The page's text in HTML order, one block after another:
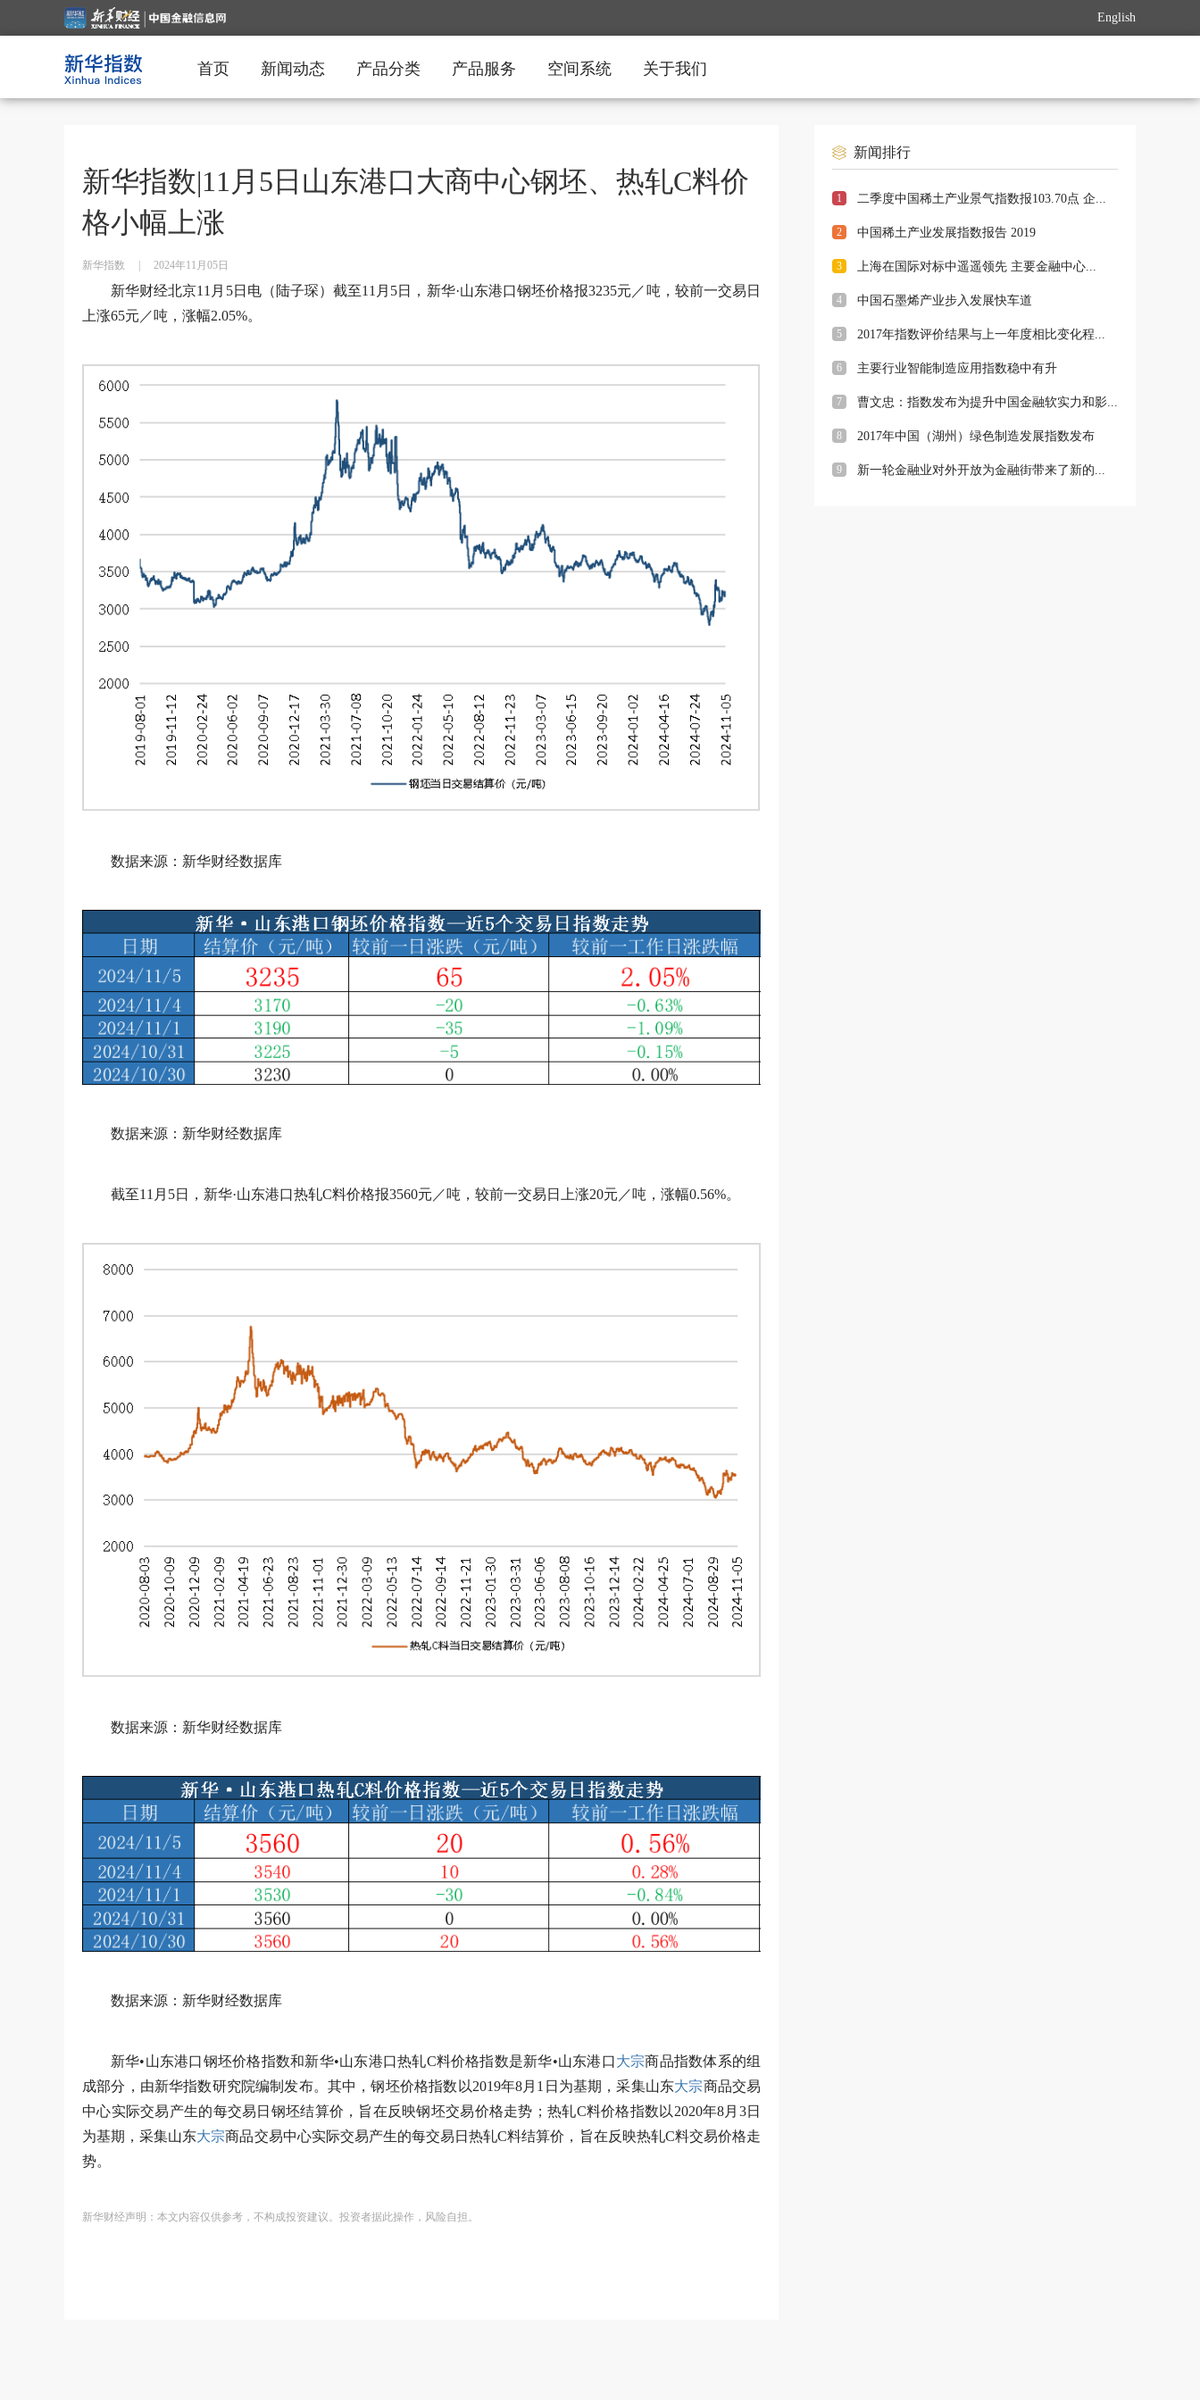
English
首页 新闻动态 产品分类 产品服务 空间系统 关于我们
新华指数|11月5日山东港口大商中心钢坯、热轧C料价
格小幅上涨
新华指数 2024年11月05日
新华财经北京11月5日电（陆子琛）截至11月5日，新华·山东港口钢坯价格报3235元／吨，较前一交易日
上涨65元／吨，涨幅2.05%。
数据来源：新华财经数据库
数据来源：新华财经数据库
截至11月5日，新华·山东港口热轧C料价格报3560元／吨，较前一交易日上涨20元／吨，涨幅0.56%。
数据来源：新华财经数据库
数据来源：新华财经数据库
新华•山东港口钢坯价格指数和新华•山东港口热轧C料价格指数是新华•山东港口大宗商品指数体系的组
成部分，由新华指数研究院编制发布。其中，钢坯价格指数以2019年8月1日为基期，采集山东大宗商品交易
中心实际交易产生的每交易日钢坯结算价，旨在反映钢坯交易价格走势；热轧C料价格指数以2020年8月3日
为基期，采集山东大宗商品交易中心实际交易产生的每交易日热轧C料结算价，旨在反映热轧C料交易价格走
势。
新华财经声明：本文内容仅供参考，不构成投资建议。投资者据此操作，风险自担。
新闻排行
1 二季度中国稀土产业景气指数报103.70点 企...
2 中国稀土产业发展指数报告 2019
3 上海在国际对标中遥遥领先 主要金融中心...
4 中国石墨烯产业步入发展快车道
5 2017年指数评价结果与上一年度相比变化程...
6 主要行业智能制造应用指数稳中有升
7 曹文忠：指数发布为提升中国金融软实力和影...
8 2017年中国（湖州）绿色制造发展指数发布
9 新一轮金融业对外开放为金融街带来了新的...